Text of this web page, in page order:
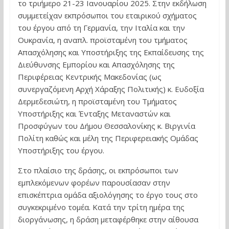
το τριήμερο 21-23 Ιανουαρίου 2025. Στην εκδήλωση
συμμετείχαν εκπρόσωποι του εταιρικού σχήματος
του έργου από τη Γερμανία, την Ιταλία και την
Ουκρανία, η αναπλ. προϊσταμένη του τμήματος
Απασχόλησης και Υποστήριξης της Εκπαίδευσης της
Διεύθυνσης Εμπορίου και Απασχόλησης της
Περιφέρειας Κεντρικής Μακεδονίας (ως
συνεργαζόμενη Αρχή Χάραξης Πολιτικής) κ. Ευδοξία
Δερμεδεσιώτη, η προϊσταμένη του Τμήματος
Υποστήριξης και Ένταξης Μεταναστών και
Προσφύγων του Δήμου Θεσσαλονίκης κ. Βιργινία
Πολίτη καθώς και μέλη της Περιφερειακής Ομάδας
Υποστήριξης του έργου.
Στο πλαίσιο της δράσης, οι εκπρόσωποι των
εμπλεκόμενων φορέων παρουσίασαν στην
επισκέπτρια ομάδα αξιολόγησης το έργο τους στο
συγκεκριμένο τομέα. Κατά την τρίτη ημέρα της
διοργάνωσης, η δράση μεταφέρθηκε στην αίθουσα